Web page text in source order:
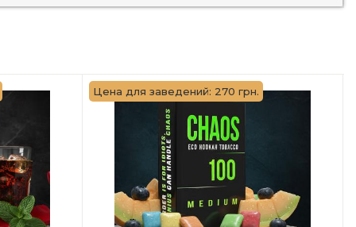
Цена для заведений: 270 грн.